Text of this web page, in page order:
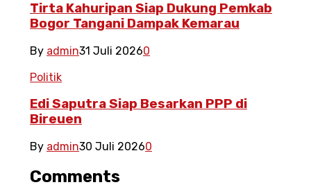
Tirta Kahuripan Siap Dukung Pemkab
Bogor Tangani Dampak Kemarau
By admin31 Juli 20260
Politik
Edi Saputra Siap Besarkan PPP di
Bireuen
By admin30 Juli 20260
Comments